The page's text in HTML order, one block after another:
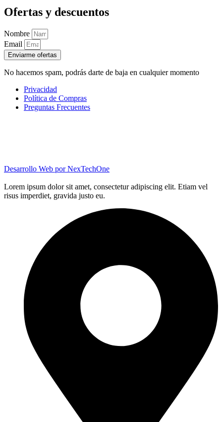
Ofertas y descuentos
Nombre
Email
Enviarme ofertas
No hacemos spam, podrás darte de baja en cualquier momento
Privacidad
Política de Compras
Preguntas Frecuentes
Desarrollo Web porNexTechOne
Lorem ipsum dolor sit amet, consectetur adipiscing elit. Etiam vel
risus imperdiet, gravida justo eu.